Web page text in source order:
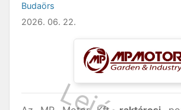
Budaörs
2026. 06. 22.